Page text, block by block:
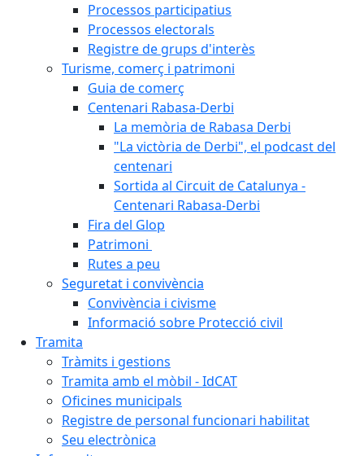
Processos participatius
Processos electorals
Registre de grups d'interès
Turisme, comerç i patrimoni
Guia de comerç
Centenari Rabasa-Derbi
La memòria de Rabasa Derbi
"La victòria de Derbi", el podcast del
centenari
Sortida al Circuit de Catalunya -
Centenari Rabasa-Derbi
Fira del Glop
Patrimoni
Rutes a peu
Seguretat i convivència
Convivència i civisme
Informació sobre Protecció civil
Tramita
Tràmits i gestions
Tramita amb el mòbil - IdCAT
Oficines municipals
Registre de personal funcionari habilitat
Seu electrònica